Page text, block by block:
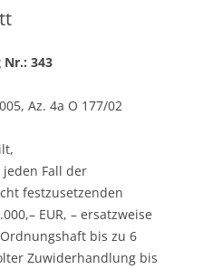
343
Az. 4a O 177/02
Fall der
festzusetzenden
EUR, – ersatzweise
bis zu 6
Zuwiderhandlung bis